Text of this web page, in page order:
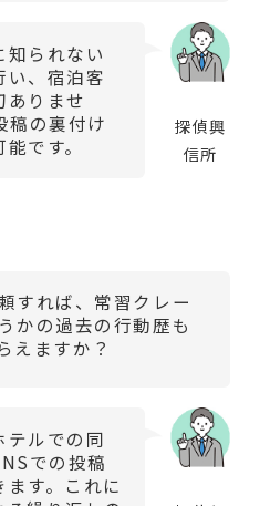
探偵興
信所
知られない
い、宿泊客
ありませ
稿の裏付け
です。
すれば、常習クレー
かの過去の行動歴も
えますか？
テルでの同
での投稿
す。これに